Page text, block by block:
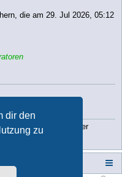
dir den
zu
die am 29. Jul 2026, 05:12
9813
• Mitglieder
Paula2026